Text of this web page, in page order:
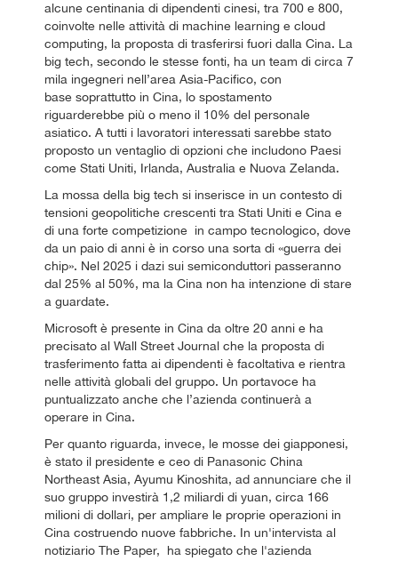
alcune centinania di dipendenti cinesi, tra 700 e 800,
coinvolte nelle attività di machine learning e cloud
computing, la proposta di trasferirsi fuori dalla Cina. La
big tech, secondo le stesse fonti, ha un team di circa 7
mila ingegneri nell’area Asia-Pacifico, con
base soprattutto in Cina, lo spostamento
riguarderebbe più o meno il 10% del personale
asiatico. A tutti i lavoratori interessati sarebbe stato
proposto un ventaglio di opzioni che includono Paesi
come Stati Uniti, Irlanda, Australia e Nuova Zelanda.
La mossa della big tech si inserisce in un contesto di
tensioni geopolitiche crescenti tra Stati Uniti e Cina e
di una forte competizione in campo tecnologico, dove
da un paio di anni è in corso una sorta di «guerra dei
chip». Nel 2025 i dazi sui semiconduttori passeranno
dal 25% al 50%, ma la Cina non ha intenzione di stare
a guardate.
Microsoft è presente in Cina da oltre 20 anni e ha
precisato al Wall Street Journal che la proposta di
trasferimento fatta ai dipendenti è facoltativa e rientra
nelle attività globali del gruppo. Un portavoce ha
puntualizzato anche che l’azienda continuerà a
operare in Cina.
Per quanto riguarda, invece, le mosse dei giapponesi,
è stato il presidente e ceo di Panasonic China
Northeast Asia, Ayumu Kinoshita, ad annunciare che il
suo gruppo investirà 1,2 miliardi di yuan, circa 166
milioni di dollari, per ampliare le proprie operazioni in
Cina costruendo nuove fabbriche. In un'intervista al
notiziario The Paper, ha spiegato che l'azienda